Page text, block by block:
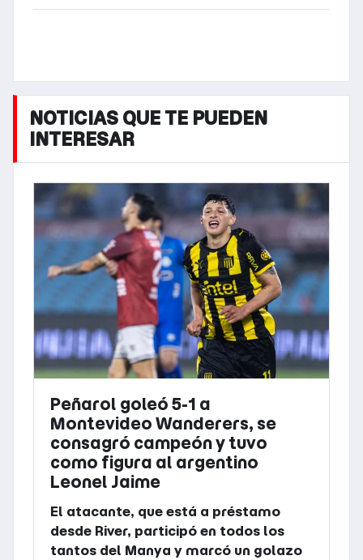
NOTICIAS QUE TE PUEDEN
INTERESAR
Peñarol goleó 5-1 a
Montevideo Wanderers, se
consagró campeón y tuvo
como figura al argentino
Leonel Jaime
El atacante, que está a préstamo
desde River, participó en todos los
tantos del Manya y marcó un golazo